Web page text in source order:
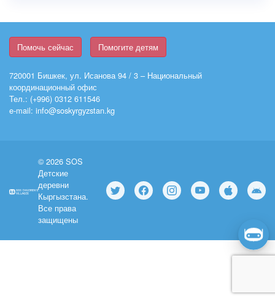
Помочь сейчас Помогите детям
720001 Бишкек, ул. Исанова 94 / 3 – Национальный
координационный офис
Тел.: (+996) 0312 611546
e-mail: info@soskyrgyzstan.kg
© 2026 SOS
Детские
деревни
Кыргызстана.
Все права
защищены